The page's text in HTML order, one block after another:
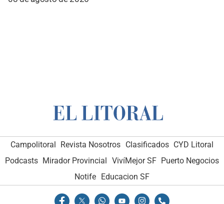
Campolitoral Revista Nosotros Clasificados CYD Litoral
Podcasts Mirador Provincial VivíMejor SF Puerto Negocios
Notife Educacion SF